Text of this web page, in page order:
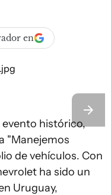
en
histórico,
"Manejemos
de vehículos. Con
ha sido un
Uruguay,